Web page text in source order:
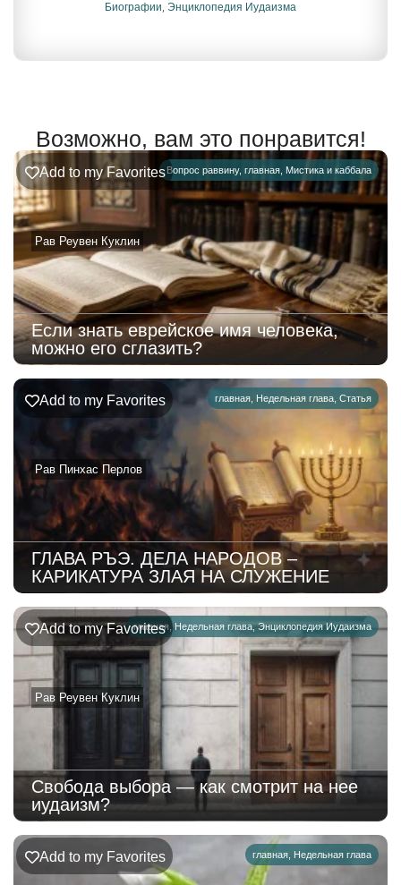
Биографии, Энциклопедия Иудаизма
Возможно, вам это понравится!
Вопрос раввину, главная Мистика и каббала
Рав Реувен Куклин
Add to my Favorites
Если знать еврейское имя человека,
можно его сглазить?
главная Недельная глава Статья
Рав Пинхас Перлов
Add to my Favorites
ГЛАВА РЪЭ. ДЕЛА НАРОДОВ –
КАРИКАТУРА ЗЛАЯ НА СЛУЖЕНИЕ
главная , Недельная глава,Энциклопедия Иудаизма
Рав Реувен Куклин
Add to my Favorites
Свобода выбора — как смотрит на нее
иудаизм?
главная Недельная глава
Add to my Favorites